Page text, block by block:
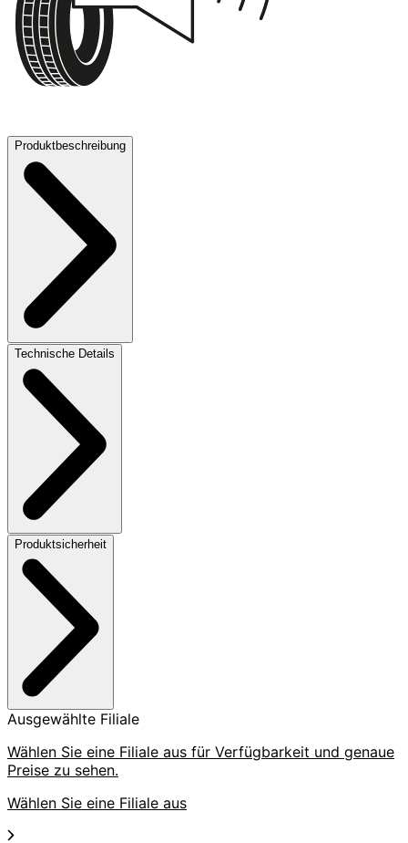
Produktbeschreibung
Technische Details
Produktsicherheit
Ausgewählte Filiale
Wählen Sie eine Filiale aus für Verfügbarkeit und genaue
Preise zu sehen.
Wählen Sie eine Filiale aus